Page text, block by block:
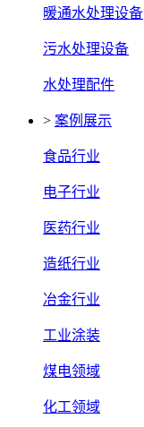
暖通水处理设备
污水处理设备
水处理配件
> 案例展示
食品行业
电子行业
医药行业
造纸行业
冶金行业
工业涂装
煤电领域
化工领域